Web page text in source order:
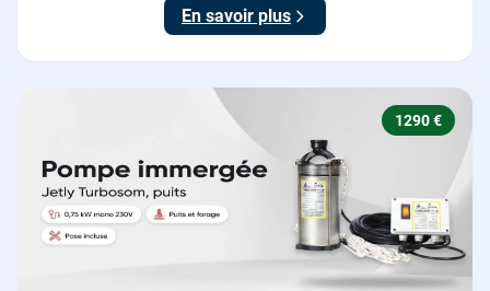
En savoir plus
1290 €